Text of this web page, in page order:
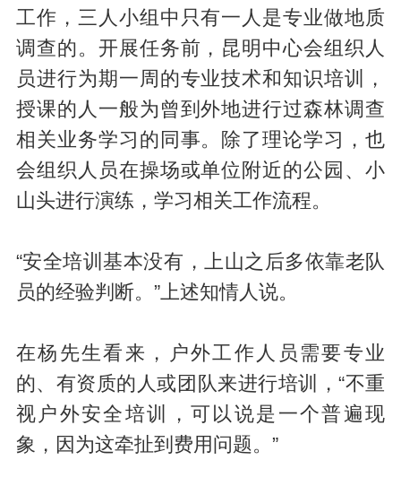
工作，三人小组中只有一人是专业做地质
调查的。开展任务前，昆明中心会组织人
员进行为期一周的专业技术和知识培训，
授课的人一般为曾到外地进行过森林调查
相关业务学习的同事。除了理论学习，也
会组织人员在操场或单位附近的公园、小
山头进行演练，学习相关工作流程。
“安全培训基本没有，上山之后多依靠老队
员的经验判断。”上述知情人说。
在杨先生看来，户外工作人员需要专业
的、有资质的人或团队来进行培训，“不重
视户外安全培训，可以说是一个普遍现
象，因为这牵扯到费用问题。”